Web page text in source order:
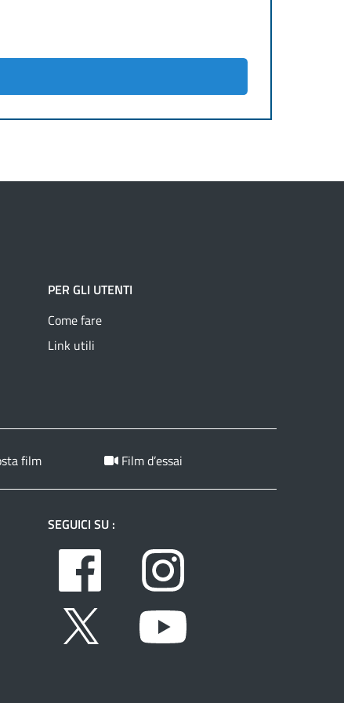
PER GLI UTENTI
Come fare
Link utili
film Film d’essai
SEGUICI SU :
Facebook
Twitter